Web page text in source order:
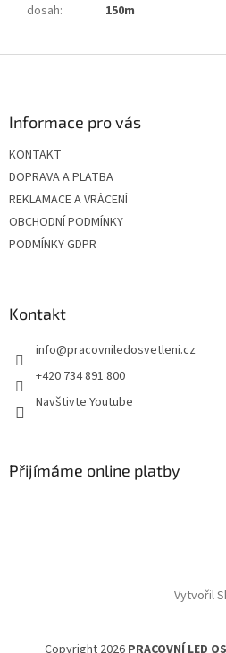
dosah: 150m
Informace pro vás
KONTAKT
DOPRAVA A PLATBA
REKLAMACE A VRÁCENÍ
OBCHODNÍ PODMÍNKY
PODMÍNKY GDPR
Kontakt
info@pracovniledosvetleni.cz
+420 734 891 800
Navštivte Youtube
Přijímáme online platby
Vytvořil